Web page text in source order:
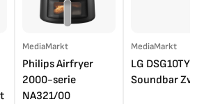
MediaMarkt
Philips Airfryer
2000-serie
NA321/00
MediaMarkt
LG DSG10TY
Soundbar